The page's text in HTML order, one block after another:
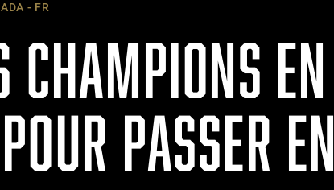
- FR
CHAMPIONS EN
PASSER EN